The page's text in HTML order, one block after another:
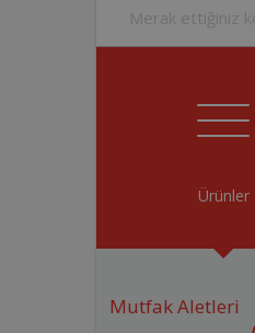
Ürünler
Mutfak Aletleri